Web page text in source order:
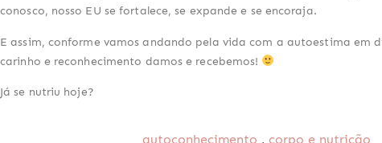
conosco, nosso EU se fortalece, se expande e se encoraja.
E assim, conforme vamos andando pela vida com a autoestima em
carinho e reconhecimento damos e recebemos!
Já se nutriu hoje?
autoconhecimento . corpo e nutrição